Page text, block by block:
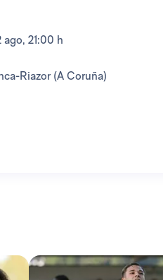
ago, 21:00 h
Riazor (A Coruña)